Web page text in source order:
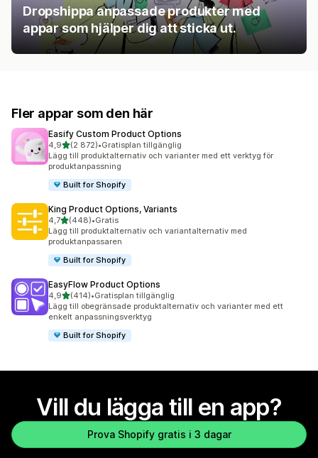
Dropshippa anpassade produkter med
appar som hjälper dig att sticka ut.
Fler appar som den här
Easify Custom Product Options
4,9av 5 stjärnor
(2 872)
2872 recensioner totalt
•Gratisplan tillgänglig
Lägg till produktalternativ och varianter med ett verktyg för
produktanpassning
Built for Shopify
King Product Options, Variants
4,7av 5 stjärnor
(448)
448 recensioner totalt
•Gratis
Lägg till produktalternativ och variantalternativ med
produktanpassaren
Built for Shopify
EasyFlow Product Options
4,9av 5 stjärnor
(414)
414 recensioner totalt
•Gratisplan tillgänglig
Lägg till obegränsade produktalternativ och varianter med ett
enkelt anpassningsverktyg
Built for Shopify
Vill du lägga till en app?
Prova Shopify gratis i 3 dagar